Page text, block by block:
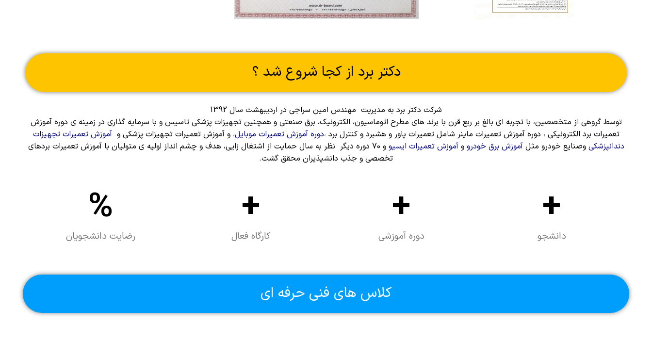
دکتر برد از کجا شروع شد ؟
شرکت دکتر برد به مدیریت مهندس امین سراجی در اردیبهشت سال 1392
توسط گروهی از متخصصین، با تجربه ای بالغ بر ربع قرن با برند های مطرح اتوماسیون، الکترونیک، برق صنعتی و همچنین تجهیزات پزشکی تاسیس و با سرمایه گذاری در زمینه ی دورهآموزش
تعمیرات برد الکترونیکی ، دوره آموزش تعمیرات ماینر شامل تعمیرات پاور و هشبرد و کنترل برد ،دوره آموزش تعمیرات موبایل، و آموزش تعمیرات تجهیزات پزشکی و آموزش تعمیرات تجهیزات
دندانپزشکی وصنایع خودرو مثل آموزش برق خودرو و آموزش تعمیرات ایسیو
و 70 دوره دیگر نظر به سال حمایت از اشتغال زایی، هدف و چشم انداز اولیه ی متولیان با آموزش تعمیرات بردهای
تخصصی و جذب دانشپذیران محقق گشت.
دانشجو
+
دوره آموزشی
+
کارگاه فعال
+
رضایت دانشجویان
%
کلاس های فنی حرفه ای